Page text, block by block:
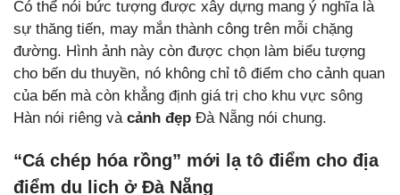
Có thể nói bức tượng được xây dựng mang ý nghĩa là
sự thăng tiến, may mắn thành công trên mỗi chặng
đường. Hình ảnh này còn được chọn làm biểu tượng
cho bến du thuyền, nó không chỉ tô điểm cho cảnh quan
của bến mà còn khẳng định giá trị cho khu vực sông
Hàn nói riêng và cảnh đẹp Đà Nẵng nói chung.
“Cá chép hóa rồng” mới lạ tô điểm cho địa
điểm du lịch ở Đà Nẵng